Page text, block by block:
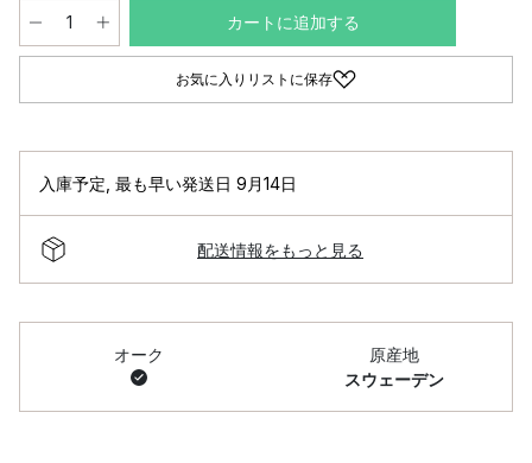
カートに追加する
お気に入りリストに保存
入庫予定 最も早い発送日 9月14日
配送情報をもっと見る
オーク
原産地
スウェーデン